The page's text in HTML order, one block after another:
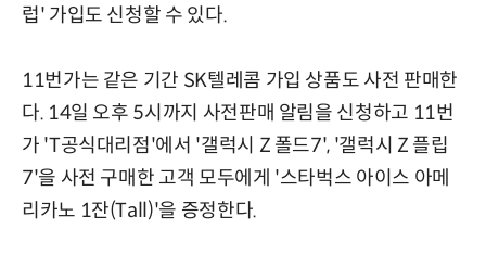
럽' 가입도 신청할 수 있다.
11번가는 같은 기간 SK텔레콤 가입 상품도 사전 판매한
다. 14일 오후 5시까지 사전판매 알림을 신청하고 11번
가 'T공식대리점'에서 '갤럭시 Z 폴드7', '갤럭시 Z 플립
7'을 사전 구매한 고객 모두에게 '스타벅스 아이스 아메
리카노 1잔(Tall)'을 증정한다.